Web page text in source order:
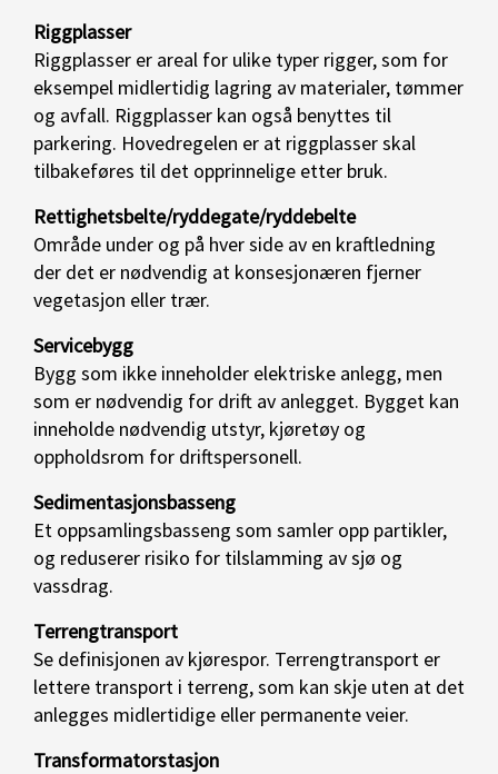
Riggplasser
Riggplasser er areal for ulike typer rigger, som for
eksempel midlertidig lagring av materialer, tømmer
og avfall. Riggplasser kan også benyttes til
parkering. Hovedregelen er at riggplasser skal
tilbakeføres til det opprinnelige etter bruk.
Rettighetsbelte/ryddegate/ryddebelte
Område under og på hver side av en kraftledning
der det er nødvendig at konsesjonæren fjerner
vegetasjon eller trær.
Servicebygg
Bygg som ikke inneholder elektriske anlegg, men
som er nødvendig for drift av anlegget. Bygget kan
inneholde nødvendig utstyr, kjøretøy og
oppholdsrom for driftspersonell.
Sedimentasjonsbasseng
Et oppsamlingsbasseng som samler opp partikler,
og reduserer risiko for tilslamming av sjø og
vassdrag.
Terrengtransport
Se definisjonen av kjørespor. Terrengtransport er
lettere transport i terreng, som kan skje uten at det
anlegges midlertidige eller permanente veier.
Transformatorstasjon